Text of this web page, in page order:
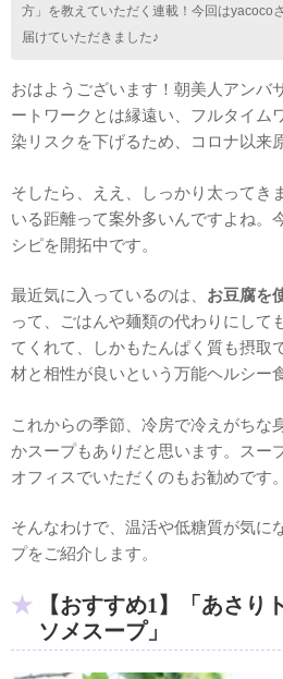
方」を教えていただく連載！今回はyacoco
届けていただきました♪
おはようございます！朝美人アンバ
ートワークとは縁遠い、フルタイム
染リスクを下げるため、コロナ以来
そしたら、ええ、しっかり太って
いる距離って案外多いんですよね。
シピを開拓中です。
最近気に入っているのは、 お豆腐を
って、ごはんや麺類の代わりにして
てくれて、しかもたんぱく質も摂取
材と相性が良いという万能ヘルシー
これからの季節、冷房で冷えがちな
かスープもありだと思います。スー
オフィスでいただくのもお勧めです。
そんなわけで、温活や低糖質が気に
プをご紹介します。
【おすすめ1】「あさり
ソメスープ」